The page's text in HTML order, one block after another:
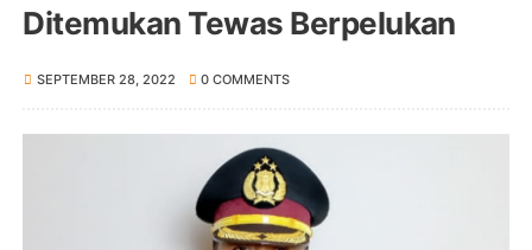
Ditemukan Tewas Berpelukan
SEPTEMBER 28, 2022 0 COMMENTS